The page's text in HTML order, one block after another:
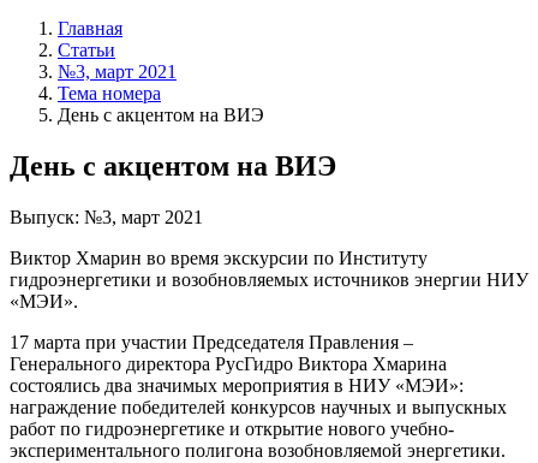
Главная
Статьи
№3, март 2021
Тема номера
День с акцентом на ВИЭ
День с акцентом на ВИЭ
Выпуск: №3, март 2021
Виктор Хмарин во время экскурсии по Институту
гидроэнергетики и возобновляемых источников энергии НИУ
«МЭИ».
17 марта при участии Председателя Правления –
Генерального директора РусГидро Виктора Хмарина
состоялись два значимых мероприятия в НИУ «МЭИ»:
награждение победителей конкурсов научных и выпускных
работ по гидроэнергетике и открытие нового учебно-
экспериментального полигона возобновляемой энергетики.